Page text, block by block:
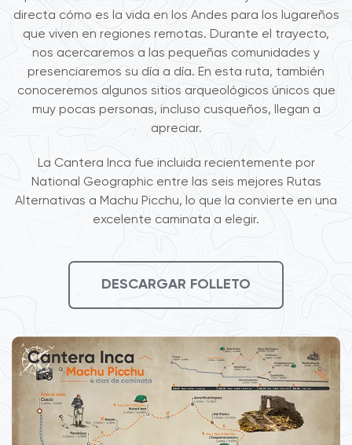
directa cómo es la vida en los Andes para los lugareños
que viven en regiones remotas. Durante el trayecto,
nos acercaremos a las pequeñas comunidades y
presenciaremos su día a día. En esta ruta, también
conoceremos algunos sitios arqueológicos únicos que
muy pocas personas, incluso cusqueños, llegan a
apreciar.
La Cantera Inca fue incluida recientemente por
National Geographic entre las seis mejores Rutas
Alternativas a Machu Picchu, lo que la convierte en una
excelente caminata a elegir.
DESCARGAR FOLLETO